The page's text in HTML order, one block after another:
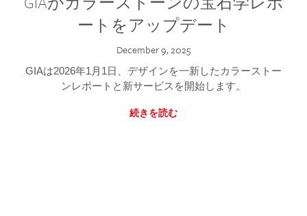
ートをアップデート
December 9, 2025
GIAは2026年1月1日、デザインを一新したカラーストー
ンレポートと新サービスを開始します。
続きを読む